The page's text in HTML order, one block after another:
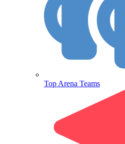
Top Arena Teams